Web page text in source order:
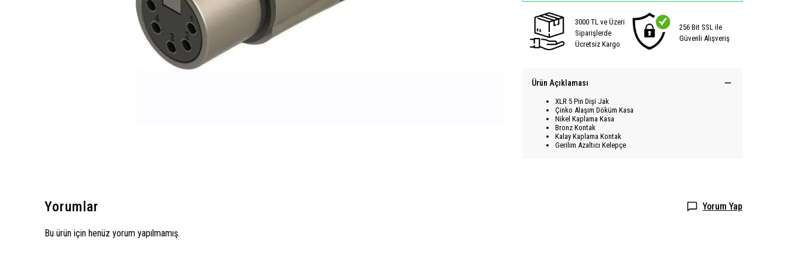
3000 TL ve Üzeri
Siparişlerde
Ücretsiz Kargo
256 Bit SSL ile
Güvenli Alışveriş
Ürün Açıklaması
XLR 5 Pin Dişi Jak
Çinko Alaşım Döküm Kasa
Nikel Kaplama Kasa
Bronz Kontak
Kalay Kaplama Kontak
Gerilim Azaltıcı Kelepçe
Yorumlar Yorum Yap
Bu ürün için henüz yorum yapılmamış.